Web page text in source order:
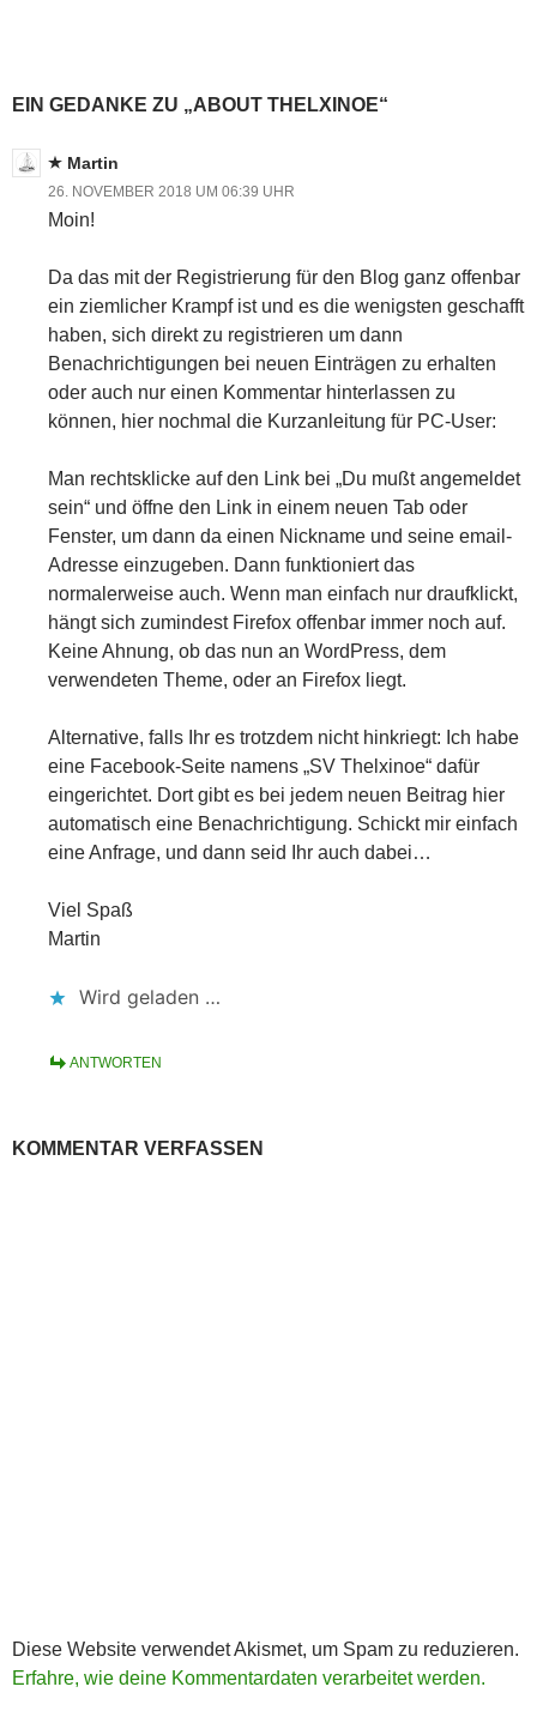
EIN GEDANKE ZU „ABOUT THELXINOE“
Martin
26. NOVEMBER 2018 UM 06:39 UHR
Moin!
Da das mit der Registrierung für den Blog ganz offenbar
ein ziemlicher Krampf ist und es die wenigsten geschafft
haben, sich direkt zu registrieren um dann
Benachrichtigungen bei neuen Einträgen zu erhalten
oder auch nur einen Kommentar hinterlassen zu
können, hier nochmal die Kurzanleitung für PC-User:
Man rechtsklicke auf den Link bei „Du mußt angemeldet
sein“ und öffne den Link in einem neuen Tab oder
Fenster, um dann da einen Nickname und seine email-
Adresse einzugeben. Dann funktioniert das
normalerweise auch. Wenn man einfach nur draufklickt,
hängt sich zumindest Firefox offenbar immer noch auf.
Keine Ahnung, ob das nun an WordPress, dem
verwendeten Theme, oder an Firefox liegt.
Alternative, falls Ihr es trotzdem nicht hinkriegt: Ich habe
eine Facebook-Seite namens „SV Thelxinoe“ dafür
eingerichtet. Dort gibt es bei jedem neuen Beitrag hier
automatisch eine Benachrichtigung. Schickt mir einfach
eine Anfrage, und dann seid Ihr auch dabei…
Viel Spaß
Martin
Wird geladen …
ANTWORTEN
KOMMENTAR VERFASSEN
Diese Website verwendet Akismet, um Spam zu reduzieren.
Erfahre, wie deine Kommentardaten verarbeitet werden.